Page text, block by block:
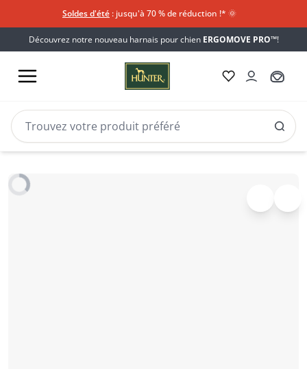
Soldes d'été : jusqu'à 70 % de réduction !*​ 🌞
Découvrez notre nouveau harnais pour chien ERGOMOVE PRO™!